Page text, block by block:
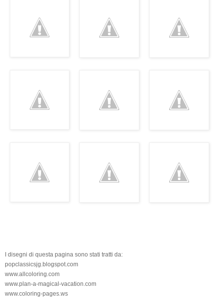
I disegni di questa pagina sono stati tratti da:
popclassicsjg.blogspot.com
www.allcoloring.com
www.plan-a-magical-vacation.com
www.coloring-pages.ws